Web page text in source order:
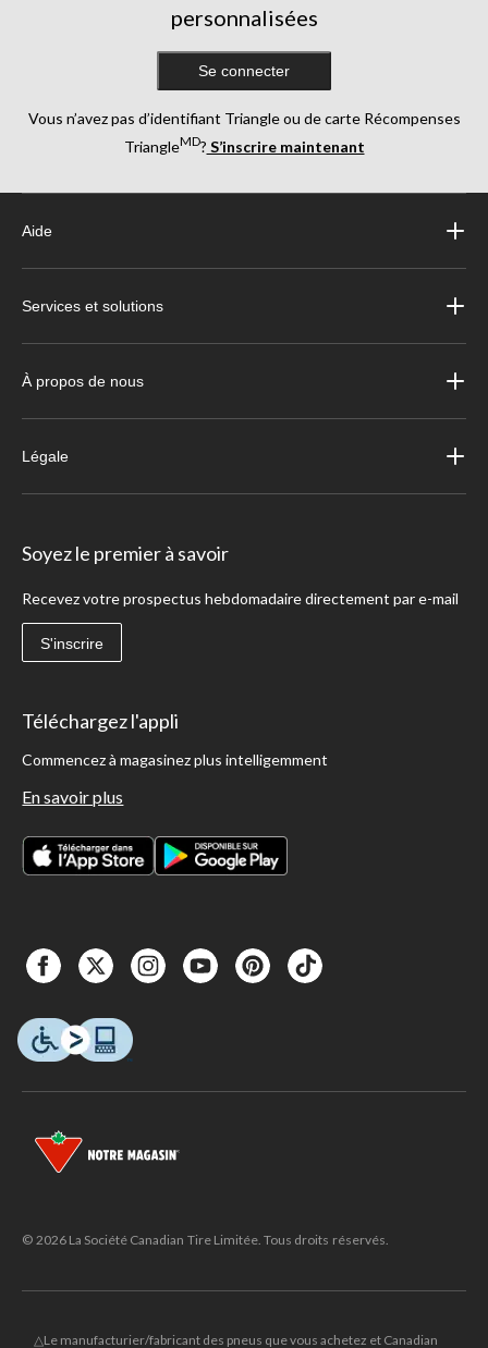
personnalisées
Se connecter
Vous n’avez pas d’identifiant Triangle ou de carte Récompenses
TriangleMD? S’inscrire maintenant
Aide
Services et solutions
À propos de nous
Légale
Soyez le premier à savoir
Recevez votre prospectus hebdomadaire directement par e-mail
S'inscrire
Téléchargez l'appli
Commencez à magasinez plus intelligemment
En savoir plus
© 2026 La Société Canadian Tire Limitée. Tous droits réservés.
△Le manufacturier/fabricant des pneus que vous achetez et Canadian